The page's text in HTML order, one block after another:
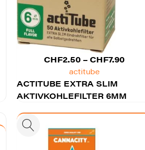
CHF2.50 –CHF7.90
actitube
ACTITUBE EXTRA SLIM
AKTIVKOHLEFILTER 6MM